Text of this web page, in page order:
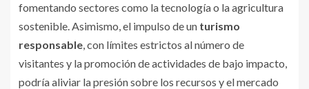
fomentando sectores como la tecnología o la agricultura
sostenible. Asimismo, el impulso de un turismo
responsable, con límites estrictos al número de
visitantes y la promoción de actividades de bajo impacto,
podría aliviar la presión sobre los recursos y el mercado